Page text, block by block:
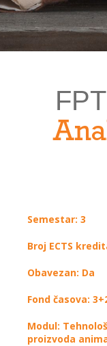
Semestar: 3
Broj ECTS
Obavezan: Da
Fond časova:
Modul:
proizvoda